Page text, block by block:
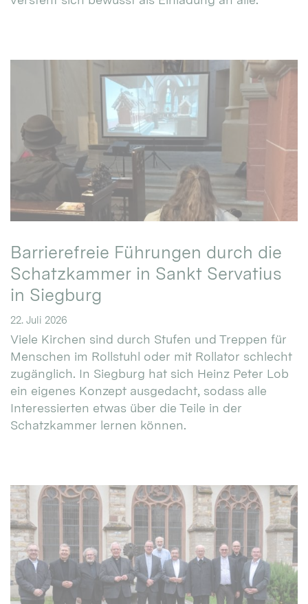
Barrierefreie Führungen durch die
Schatzkammer in Sankt Servatius
in Siegburg
22. Juli 2026
Viele Kirchen sind durch Stufen und Treppen für
Menschen im Rollstuhl oder mit Rollator schlecht
zugänglich. In Siegburg hat sich Heinz Peter Lob
ein eigenes Konzept ausgedacht, sodass alle
Interessierten etwas über die Teile in der
Schatzkammer lernen können.